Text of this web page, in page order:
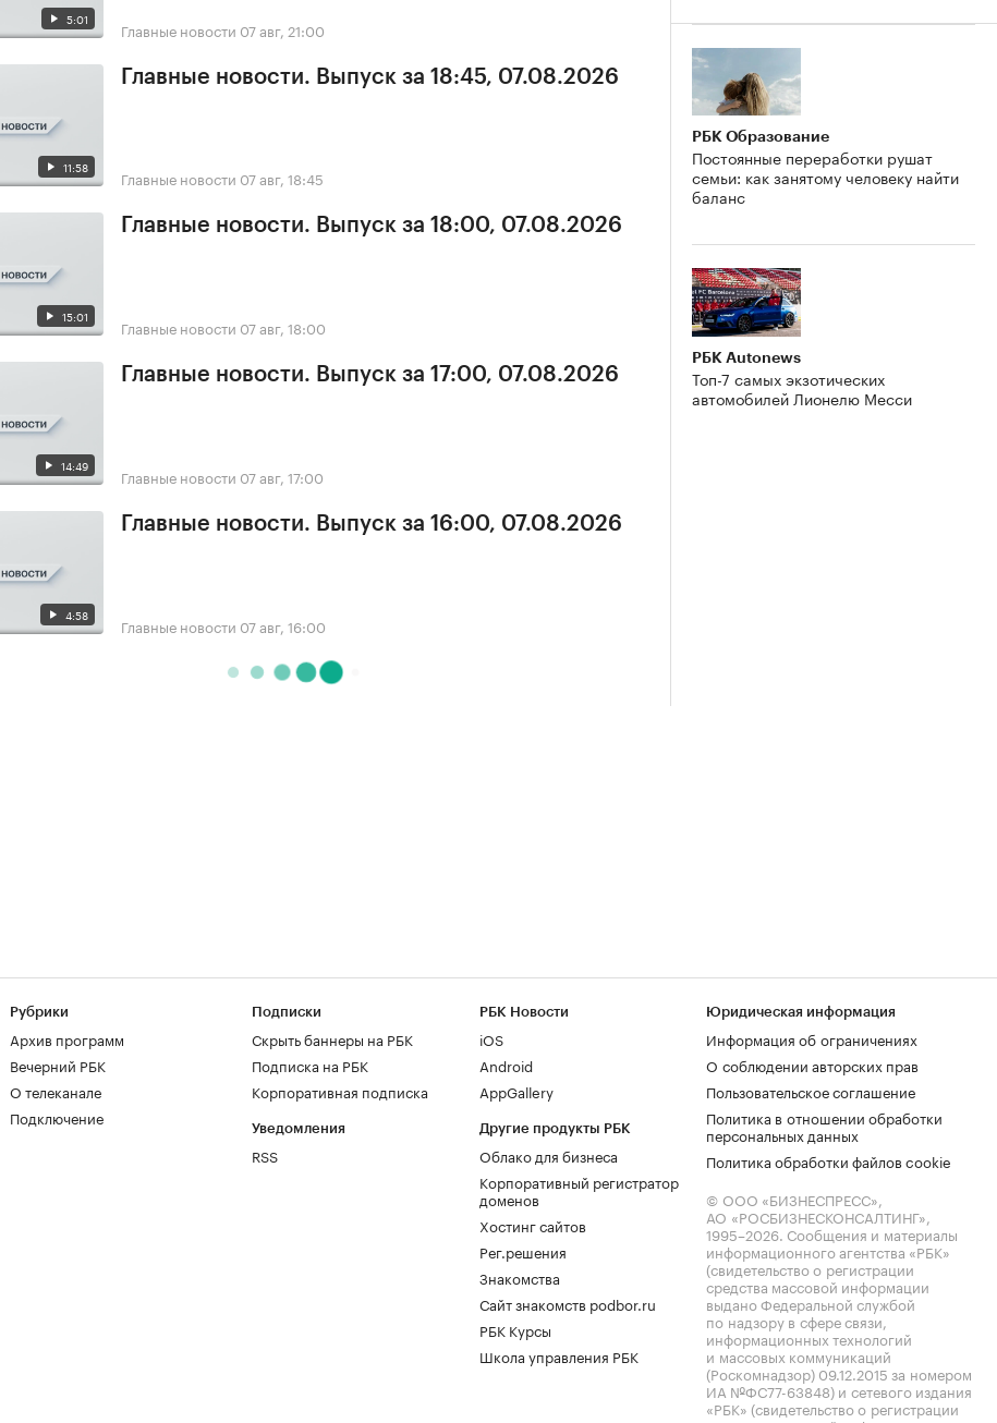
5:01 Главные новости 07 авг, 21:00
11:58
Главные новости. Выпуск за 18:45, 07.08.2026
Главные новости 07 авг, 18:45
15:01
Главные новости. Выпуск за 18:00, 07.08.2026
Главные новости 07 авг, 18:00
14:49
Главные новости. Выпуск за 17:00, 07.08.2026
Главные новости 07 авг, 17:00
4:58
Главные новости. Выпуск за 16:00, 07.08.2026
Главные новости 07 авг, 16:00
РБК Образование
Постоянные переработки рушат
семьи: как занятому человеку найти
баланс
РБК Autonews
Топ-7 самых экзотических
автомобилей Лионелю Месси
Рубрики
Архив программ
Вечерний РБК
О телеканале
Подключение
Подписки
Скрыть баннеры на РБК
Подписка на РБК
Корпоративная подписка
Уведомления
RSS
РБК Новости
iOS
Android
AppGallery
Другие продукты РБК
Облако для бизнеса
Корпоративный регистратор
доменов
Хостинг сайтов
Рег.решения
Знакомства
Сайт знакомств podbor.ru
РБК Курсы
Школа управления РБК
Юридическая информация
Информация об ограничениях
О соблюдении авторских прав
Пользовательское соглашение
Политика в отношении обработки
персональных данных
Политика обработки файлов cookie
© ООО «БИЗНЕСПРЕСС»,
АО «РОСБИЗНЕСКОНСАЛТИНГ»,
1995–2026. Сообщения и материалы
информационного агентства «РБК»
(свидетельство о регистрации
средства массовой информации
выдано Федеральной службой
по надзору в сфере связи,
информационных технологий
и массовых коммуникаций
(Роскомнадзор) 09.12.2015 за номером
ИА №ФС77-63848) и сетевого издания
«РБК» (свидетельство о регистрации